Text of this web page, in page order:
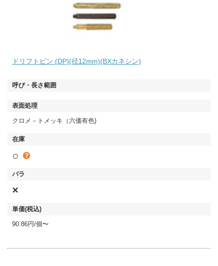
ドリフトピン (DP)(径12mm)(BXカネシン)
クロメ－トメッキ（六価有色)
○
×
90.86円/個〜